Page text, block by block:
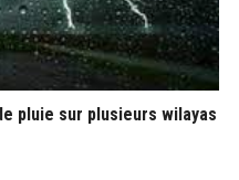
pluie sur plusieurs wilayas